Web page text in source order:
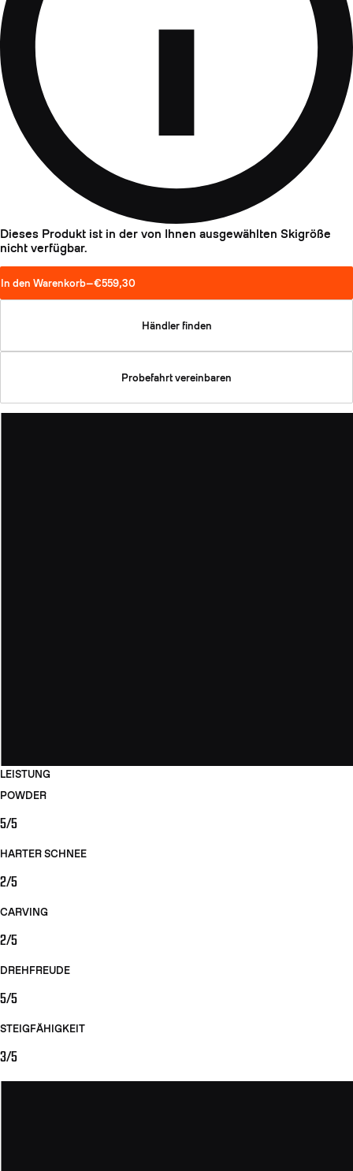
Dieses Produkt ist in der von Ihnen ausgewählten Skigröße
nicht verfügbar.
In den Warenkorb—€559,30
Händler finden
Probefahrt vereinbaren
LEISTUNG
POWDER
5/5
HARTER SCHNEE
2/5
CARVING
2/5
DREHFREUDE
5/5
STEIGFÄHIGKEIT
3/5